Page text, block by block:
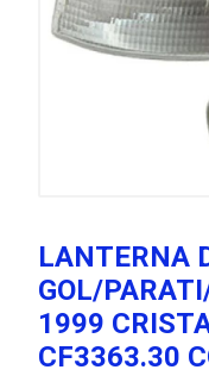
LANTERNA
GOL/
1999
CF3363.30